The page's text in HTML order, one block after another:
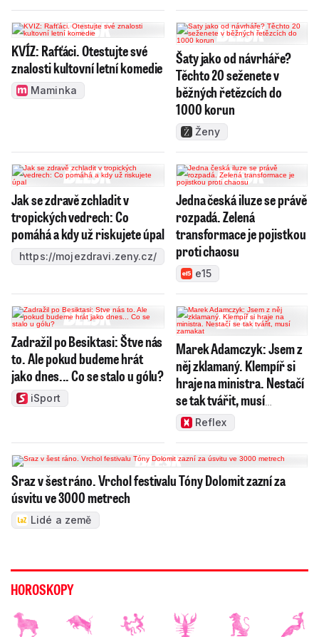
KVÍZ: Rafťáci. Otestujte své
znalosti kultovní letní komedie
Maminka
Šaty jako od návrháře?
Těchto 20 seženete v
běžných řetězcích do
1000 korun
Ženy
Jak se zdravě zchladit v
tropických vedrech: Co
pomáhá a kdy už riskujete úpal
https://mojezdravi.zeny.cz/
Jedna česká iluze se právě
rozpadá. Zelená
transformace je pojistkou
proti chaosu
e15
Zadražil po Besiktasi: Štve nás
to. Ale pokud budeme hrát
jako dnes... Co se stalo u gólu?
iSport
Marek Adamczyk: Jsem z
něj zklamaný. Klempíř si
hraje na ministra. Nestačí
se tak tvářit, musí
zamakat
Reflex
Sraz v šest ráno. Vrchol festivalu Tóny Dolomit zazní za
úsvitu ve 3000 metrech
Lidé a země
HOROSKOPY